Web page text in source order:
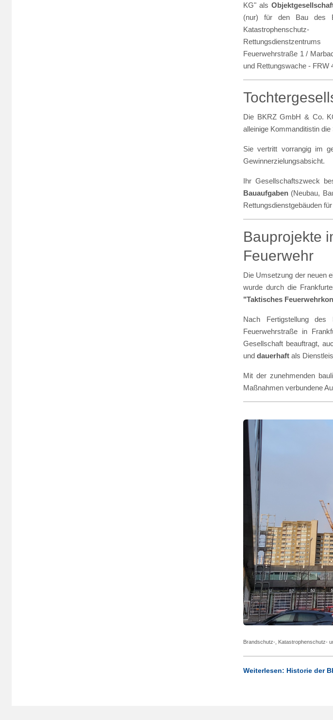
KG" als
(nur) für den Bau des
Feuerwehrstraße 1 /
und Rettungswache - FRW
Die BKRZ GmbH & Co.
alleinige Kommanditistin
Sie vertritt vorrangig im
Gewinnerzielungsabsicht.
Ihr Gesellschaftszweck
Bauaufgaben (Neubau,
Rettungsdienstgebäuden
Bauprojekte
Feuerwehr
Die Umsetzung der neuen
wurde durch die
"Taktisches
Nach Fertigstellung des
Feuerwehrstraße in
Gesellschaft beauftragt,
und dauerhaft als
Mit der zunehmenden
Maßnahmen verbundene
Brandschutz-, Katastrophenschutz-
Weiterlesen: Historie der